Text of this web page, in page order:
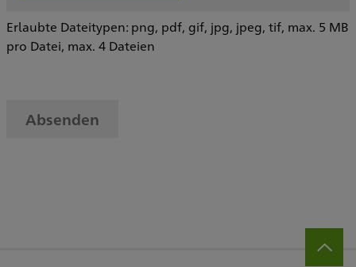
Erlaubte Dateitypen: png, pdf, gif, jpg, jpeg, tif, max. 5 MB
pro Datei, max. 4 Dateien
Absenden